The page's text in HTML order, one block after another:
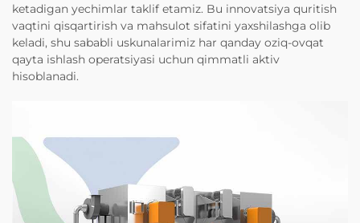
ketadigan yechimlar taklif etamiz. Bu innovatsiya quritish
vaqtini qisqartirish va mahsulot sifatini yaxshilashga olib
keladi, shu sababli uskunalarimiz har qanday oziq-ovqat
qayta ishlash operatsiyasi uchun qimmatli aktiv
hisoblanadi.